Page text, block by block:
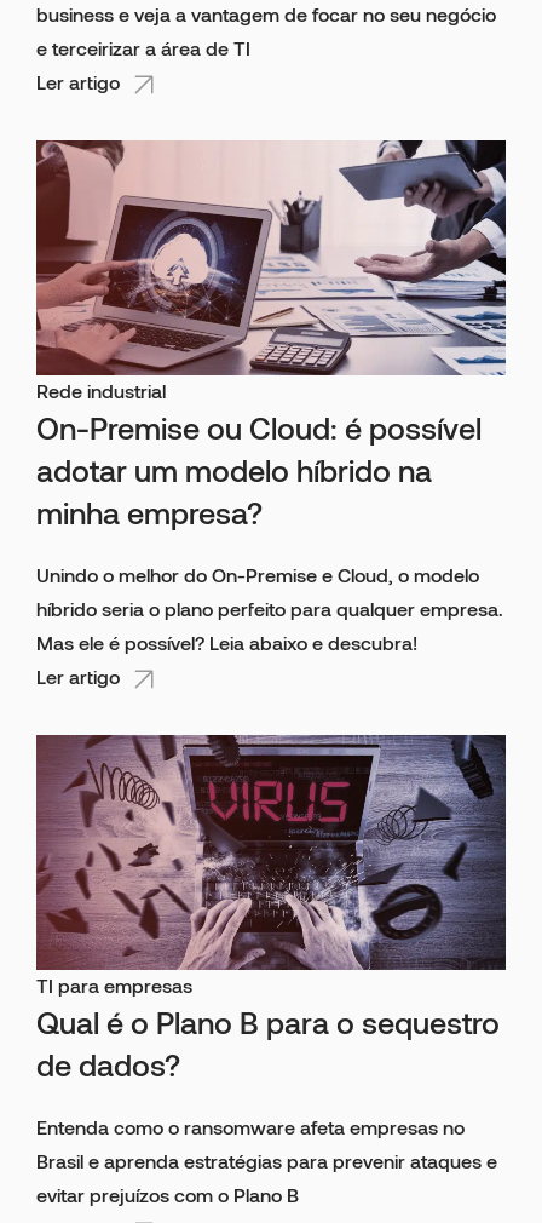
business e veja a vantagem de focar no seu negócio
e terceirizar a área de TI
Ler artigo
Rede industrial
On-Premise ou Cloud: é possível
adotar um modelo híbrido na
minha empresa?
Unindo o melhor do On-Premise e Cloud, o modelo
híbrido seria o plano perfeito para qualquer empresa.
Mas ele é possível? Leia abaixo e descubra!
Ler artigo
TI para empresas
Qual é o Plano B para o sequestro
de dados?
Entenda como o ransomware afeta empresas no
Brasil e aprenda estratégias para prevenir ataques e
evitar prejuízos com o Plano B